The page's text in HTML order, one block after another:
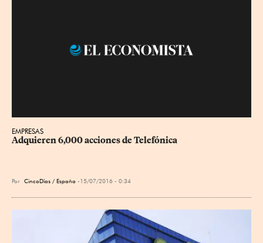
EMPRESAS
Adquieren 6,000 acciones de Telefónica
Por CincoDías / España 15/07/2016 - 0:34